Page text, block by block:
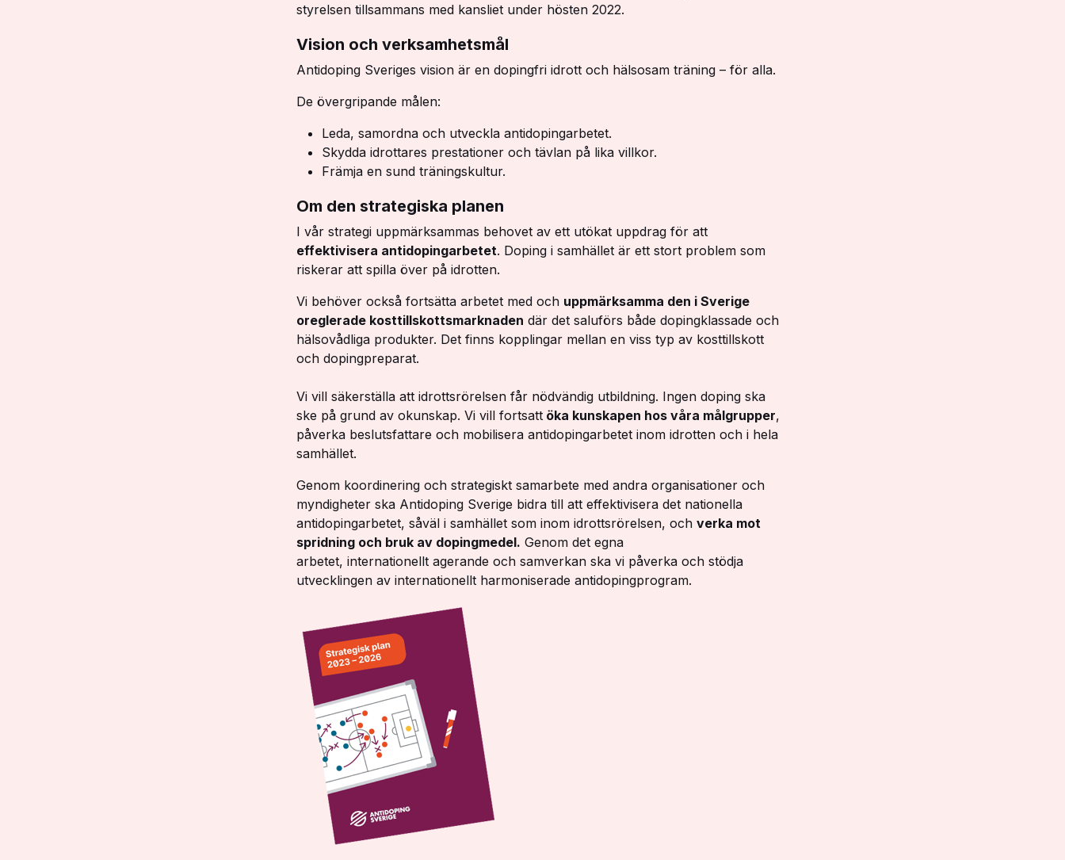
styrelsen tillsammans med kansliet under hösten 2022.
Vision och verksamhetsmål
Antidoping Sveriges vision är en dopingfri idrott och hälsosam träning – för alla.
De övergripande målen:
Leda, samordna och utveckla antidopingarbetet.
Skydda idrottares prestationer och tävlan på lika villkor.
Främja en sund träningskultur.
Om den strategiska planen
I vår strategi uppmärksammas behovet av ett utökat uppdrag för att
effektivisera antidopingarbetet. Doping i samhället är ett stort problem som
riskerar att spilla över på idrotten.
Vi behöver också fortsätta arbetet med och uppmärksamma den i Sverige
oreglerade kosttillskottsmarknaden där det saluförs både dopingklassade och
hälsovådliga produkter. Det finns kopplingar mellan en viss typ av kosttillskott
och dopingpreparat.
Vi vill säkerställa att idrottsrörelsen får nödvändig utbildning. Ingen doping ska
ske på grund av okunskap. Vi vill fortsatt öka kunskapen hos våra målgrupper,
påverka beslutsfattare och mobilisera antidopingarbetet inom idrotten och i hela
samhället.
Genom koordinering och strategiskt samarbete med andra organisationer och
myndigheter ska Antidoping Sverige bidra till att effektivisera det nationella
antidopingarbetet, såväl i samhället som inom idrottsrörelsen, och verka mot
spridning och bruk av dopingmedel. Genom det egna
arbetet, internationellt agerande och samverkan ska vi påverka och stödja
utvecklingen av internationellt harmoniserade antidopingprogram.